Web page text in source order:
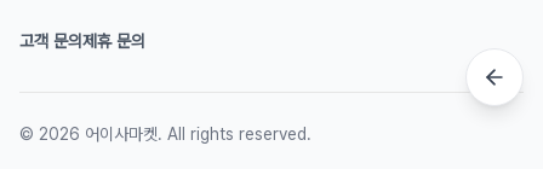
고객 문의제휴 문의
© 2026 어이사마켓. All rights reserved.